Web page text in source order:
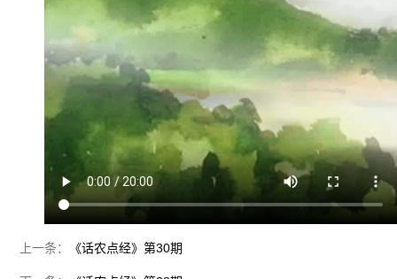
上一条： 《话农点经》第30期